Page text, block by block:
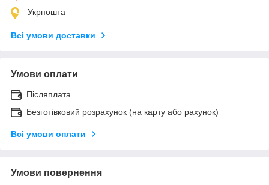
Укрпошта
Всі умови доставки
Умови оплати
Післяплата
Безготівковий розрахунок (на карту або рахунок)
Всі умови оплати
Умови повернення